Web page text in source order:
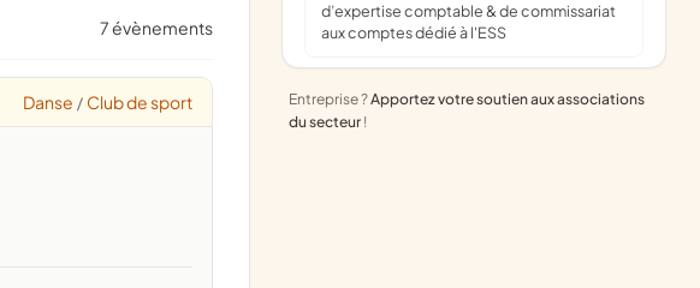
7 évènements
Danse / Club de sport
d’expertise comptable & de commissariat
aux comptes dédié à l'ESS
Entreprise ?Apportez votre soutien aux associations
du secteur !